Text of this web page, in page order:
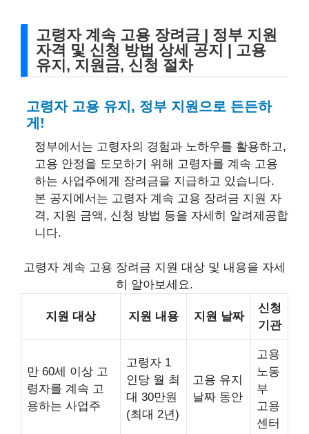
고령자 계속 고용 장려금 | 정부 지원
자격 및 신청 방법 상세 공지 | 고용
유지, 지원금, 신청 절차
고령자 고용 유지, 정부 지원으로 든든하
게!
정부에서는 고령자의 경험과 노하우를 활용하고,
고용 안정을 도모하기 위해 고령자를 계속 고용
하는 사업주에게 장려금을 지급하고 있습니다.
본 공지에서는 고령자 계속 고용 장려금 지원 자
격, 지원 금액, 신청 방법 등을 자세히 알려제공합
니다.
고령자 계속 고용 장려금 지원 대상 및 내용을 자세
히 알아보세요.
지원 대상 지원 내용 지원 날짜
신청
기관
만 60세 이상 고
령자를 계속 고
용하는 사업주
고령자 1
인당 월 최
대 30만원
(최대 2년)
고용 유지
날짜 동안
고용
노동
부
고용
센터